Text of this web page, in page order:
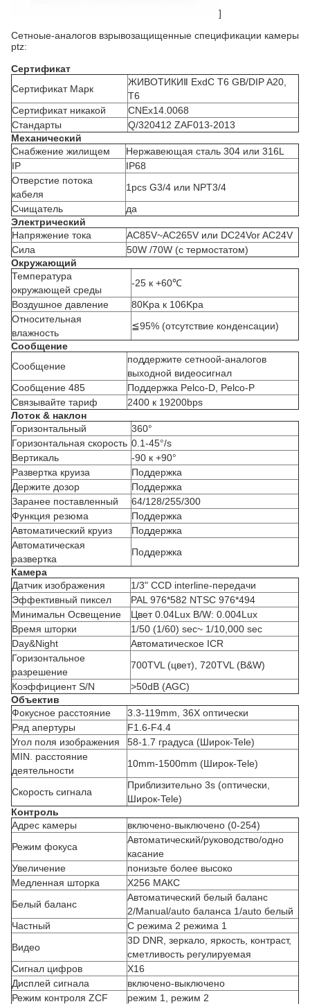
]
Сетноые-аналогов взрывозащищенные спецификации камеры
ptz:
Сертификат
Сертификат Марк
ЖИВОТИКИⅡ ExdC T6 GB/DIP A20,
T6
Сертификат никакой
CNEx14.0068
Стандарты
Q/320412 ZAF013-2013
Механический
Снабжение жилищем
Нержавеющая сталь 304 или 316L
IP
IP68
Отверстие потока
кабеля
1pcs G3/4 или NPT3/4
Счищатель
да
Электрический
Напряжение тока
AC85V~AC265V или DC24Vor AC24V
Сила
50W /70W (с термостатом)
Окружающий
Температура
окружающей среды
-25 к +60℃
Воздушное давление
80Kpa к 106Kpa
Относительная
влажность
≦95% (отсутствие конденсации)
Сообщение
Сообщение
поддержите сетноой-аналогов
выходной видеосигнал
Сообщение 485
Поддержка Pelco-D, Pelco-P
Связывайте тариф
2400 к 19200bps
Лоток & наклон
Горизонтальный
360°
Горизонтальная скорость 0.1-45°/s
Вертикаль
-90 к +90°
Развертка круиза
Поддержка
Держите дозор
Поддержка
Заранее поставленный
64/128/255/300
Функция резюма
Поддержка
Автоматический круиз
Поддержка
Автоматическая
развертка
Поддержка
Камера
Датчик изображения
1/3" CCD interline-передачи
Эффективный пиксел
PAL 976*582 NTSC 976*494
Минимальн Освещение
Цвет 0.04Lux B/W: 0.004Lux
Время шторки
1/50 (1/60) sec~ 1/10,000 sec
Day&Night
Автоматическое ICR
Горизонтальное
разрешение
700TVL (цвет), 720TVL (B&W)
Коэффициент S/N
>50dB (AGC)
Объектив
Фокусное расстояние
3.3-119mm, 36X оптически
Ряд апертуры
F1.6-F4.4
Угол поля изображения
58-1.7 градуса (Широк-Tele)
MIN. расстояние
деятельности
10mm-1500mm (Широк-Tele)
Скорость сигнала
Приблизительно 3s (оптически,
Широк-Tele)
Контроль
Адрес камеры
включено-выключено (0-254)
Режим фокуса
Автоматический/руководство/одно
касание
Увеличение
понизьте более высоко
Медленная шторка
X256 МАКС
Белый баланс
Автоматический белый баланс
2/Manual/auto баланса 1/auto белый
Частный
С режима 2 режима 1
Видео
3D DNR, зеркало, яркость, контраст,
сметливость регулируемая
Сигнал цифров
X16
Дисплей сигнала
включено-выключено
Режим контроля ZCF
режим 1, режим 2